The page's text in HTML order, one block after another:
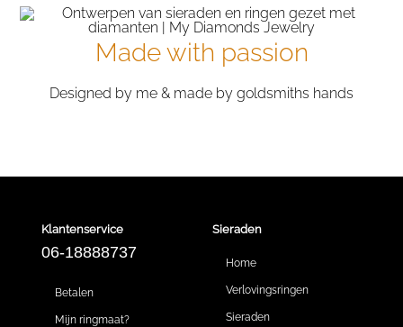
Made with passion
Designed by me & made by goldsmiths hands
Klantenservice
06-18888737
Betalen
Mijn ringmaat?
Sieraden
Home
Verlovingsringen
Sieraden